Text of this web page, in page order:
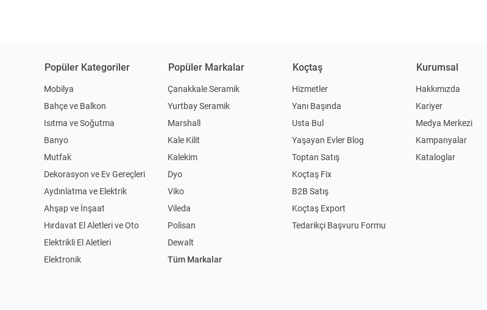
Popüler Kategoriler
Mobilya
Bahçe ve Balkon
Isıtma ve Soğutma
Banyo
Mutfak
Dekorasyon ve Ev Gereçleri
Aydınlatma ve Elektrik
Ahşap ve İnşaat
Hırdavat El Aletleri ve Oto
Elektrikli El Aletleri
Elektronik
Popüler Markalar
Çanakkale Seramik
Yurtbay Seramik
Marshall
Kale Kilit
Kalekim
Dyo
Viko
Vileda
Polisan
Dewalt
Tüm Markalar
Koçtaş
Hizmetler
Yanı Başında
Usta Bul
Yaşayan Evler Blog
Toptan Satış
Koçtaş Fix
B2B Satış
Koçtaş Export
Tedarikçi Başvuru Formu
Kurumsal
Hakkımızda
Kariyer
Medya Merkezi
Kampanyalar
Kataloglar